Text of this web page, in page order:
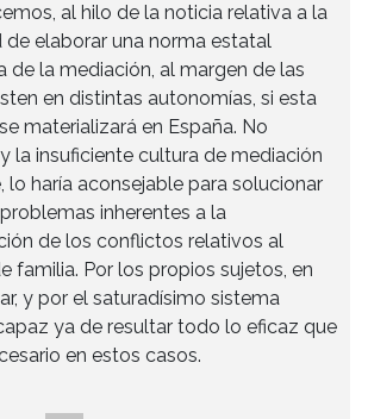
al hilo de la noticia relativa a la
de elaborar una norma estatal
de la mediación, al margen de las
en distintas autonomías, si esta
materializará en España. No
la insuficiente cultura de mediación
lo haría aconsejable para solucionar
inherentes a la
de los conflictos relativos al
familia. Por los propios sujetos, en
y por el saturadísimo sistema
ya de resultar todo lo eficaz que
en estos casos.